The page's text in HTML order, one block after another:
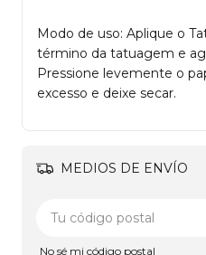
Modo de uso: Aplique o
término da tatuagem e
Pressione levemente o
excesso e deixe secar.
MEDIOS DE ENVÍO
No sé mi código postal